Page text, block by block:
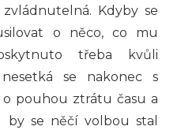
Kdyby se
o něco, co mu
třeba kvůli
se nakonec s
pouhou ztrátu času a
by se něčí volbou stal